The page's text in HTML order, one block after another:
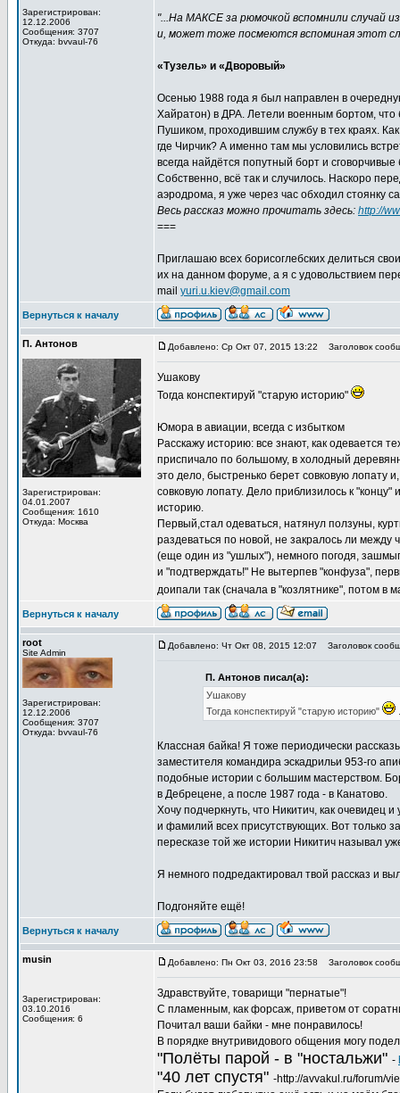
Зарегистрирован:
12.12.2006
Сообщения: 3707
Откуда: bvvaul-76
"...На МАКСЕ за рюмочкой вспомнили случай
и, может тоже посмеются вспоминая этот
«Тузель» и «Дворовый»
Осенью 1988 года я был направлен в
Хайратон) в ДРА. Летели военным бортом, что
Пушиком, проходившим службу в тех краях.
где Чирчик? А именно там мы условились
всегда найдётся попутный борт и
Собственно, всё так и случилось. Наскоро
аэродрома, я уже через час обходил стоянку
Весь рассказ можно прочитать здесь: http://
===
Приглашаю всех борисоглебских делиться
их на данном форуме, а я с удовольствием
mail yuri.u.kiev@gmail.com
Вернуться к началу
П. Антонов
Зарегистрирован:
04.01.2007
Сообщения: 1610
Откуда: Москва
Добавлено: Ср Окт 07, 2015 13:22 Заголовок
Ушакову
Тогда конспектируй "старую историю"
Юмора в авиации, всегда с избытком
Расскажу историю: все знают, как одевается
приспичало по большому, в холодный
это дело, быстренько берет совковую лопату
совковую лопату. Дело приблизилось к
историю.
Первый,стал одеваться, натянул ползуны,
раздеваться по новой, не закралось ли
(еще один из "ушлых"), немного погодя,
и "подтверждать!" Не вытерпев "конфуза",
доипали так (сначала в "козлятнике", потом в
Вернуться к началу
root
Site Admin
Зарегистрирован:
12.12.2006
Сообщения: 3707
Откуда: bvvaul-76
Добавлено: Чт Окт 08, 2015 12:07 Заголовок
П. Антонов писал(а):
Ушакову
Тогда конспектируй "старую историю"
Классная байка! Я тоже периодически
заместителя командира эскадрильи 953-го
подобные истории с большим мастерством.
в Дебрецене, а после 1987 года - в Канатово.
Хочу подчеркнуть, что Никитич, как очевидец
и фамилий всех присутствующих. Вот только
пересказе той же истории Никитич называл
Я немного подредактировал твой рассказ и
Подгоняйте ещё!
Вернуться к началу
musin
Зарегистрирован:
03.10.2016
Сообщения: 6
Добавлено: Пн Окт 03, 2016 23:58 Заголовок
Здравствуйте, товарищи "пернатые"!
С пламенным, как форсаж, приветом от
Почитал ваши байки - мне понравилось!
В порядке внутривидового общения могу
"Полёты парой - в "ностальжи" -
"40 лет спустя" -http://avvakul.ru/forum/